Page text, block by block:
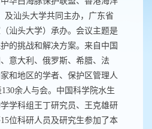
及汕头大学共同主办，广东省
汕头大学）承办。会议主题是
的挑战和解决方案。来自中国
意大利、俄罗斯、希腊、法
和地区的学者、保护区管理人
130余人与会。中国科学院水生
学科组王丁研究员、王克雄研
15位科研人员及研究生参加了本